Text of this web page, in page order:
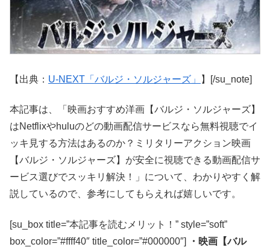
【出典： U-NEXT「バルジ・ソルジャーズ」 】[/su_note]
本記事は、「映画おすすめ洋画【バルジ・ソルジャーズ】
はNetflixやhuluのどの動画配信サービスなら無料視聴でイ
ッキ見する方法はあるのか？ミリタリーアクション映画
【バルジ・ソルジャーズ】が安全に視聴できる動画配信サ
ービス選びでスッキリ解決！」について、わかりやすく解
説しているので、参考にしてもらえれば嬉しいです。
[su_box title=”本記事を読むメリット！” style=”soft”
box_color=”#ffff40″ title_color=”#000000″]
・映画【バル